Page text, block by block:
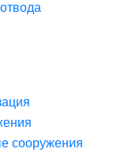
сооружения